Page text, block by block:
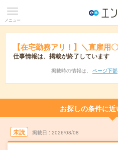
メニュー
【在宅勤務アリ！】＼直雇用
仕事情報は、掲載が終了しています
掲載時の情報は、 ページ下部
お探しの条件に
未読 掲載日 2026/08/08